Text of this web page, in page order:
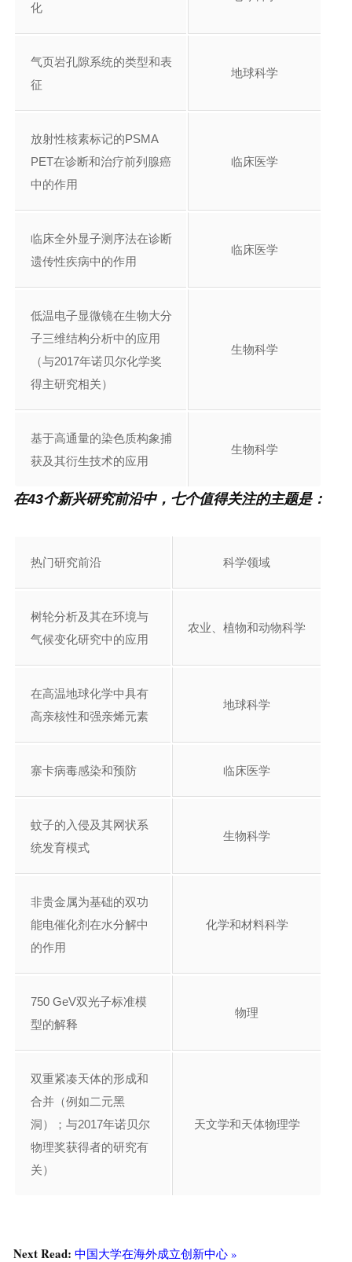
化
气页岩孔隙系统的类型和表
征
地球科学
放射性核素标记的PSMA
PET在诊断和治疗前列腺癌
中的作用
临床医学
临床全外显子测序法在诊断
遗传性疾病中的作用
临床医学
低温电子显微镜在生物大分
子三维结构分析中的应用
（与2017年诺贝尔化学奖
得主研究相关）
生物科学
基于高通量的染色质构象捕
获及其衍生技术的应用
生物科学
在43个新兴研究前沿中，七个值得关注的主题是：
热门研究前沿 科学领域
树轮分析及其在环境与
气候变化研究中的应用
农业、植物和动物科学
在高温地球化学中具有
高亲核性和强亲烯元素
地球科学
寨卡病毒感染和预防 临床医学
蚊子的入侵及其网状系
统发育模式
生物科学
非贵金属为基础的双功
能电催化剂在水分解中
的作用
化学和材料科学
750 GeV双光子标准模
型的解释
物理
双重紧凑天体的形成和
合并（例如二元黑
洞）；与2017年诺贝尔
物理奖获得者的研究有
关）
天文学和天体物理学
Next Read: 中国大学在海外成立创新中心 »